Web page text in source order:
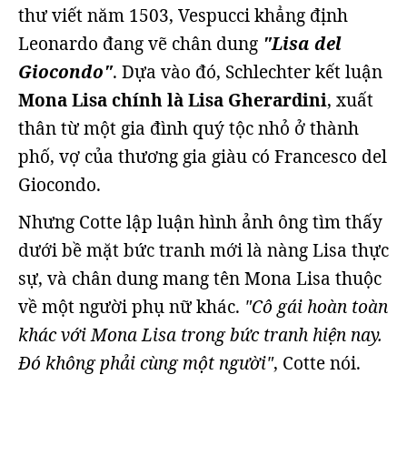
thư viết năm 1503, Vespucci khẳng định
Leonardo đang vẽ chân dung "Lisa del
Giocondo". Dựa vào đó, Schlechter kết luận
Mona Lisa chính là Lisa Gherardini, xuất
thân từ một gia đình quý tộc nhỏ ở thành
phố, vợ của thương gia giàu có Francesco del
Giocondo.
Nhưng Cotte lập luận hình ảnh ông tìm thấy
dưới bề mặt bức tranh mới là nàng Lisa thực
sự, và chân dung mang tên Mona Lisa thuộc
về một người phụ nữ khác. "Cô gái hoàn toàn
khác với Mona Lisa trong bức tranh hiện nay.
Đó không phải cùng một người", Cotte nói.